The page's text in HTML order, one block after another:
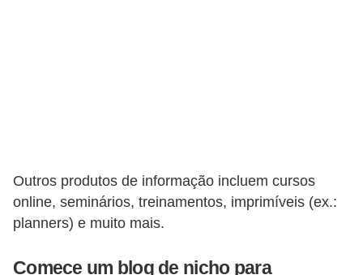
Outros produtos de informação incluem cursos
online, seminários, treinamentos, imprimíveis (ex.:
planners) e muito mais.
Comece um blog de nicho para
n
o
t